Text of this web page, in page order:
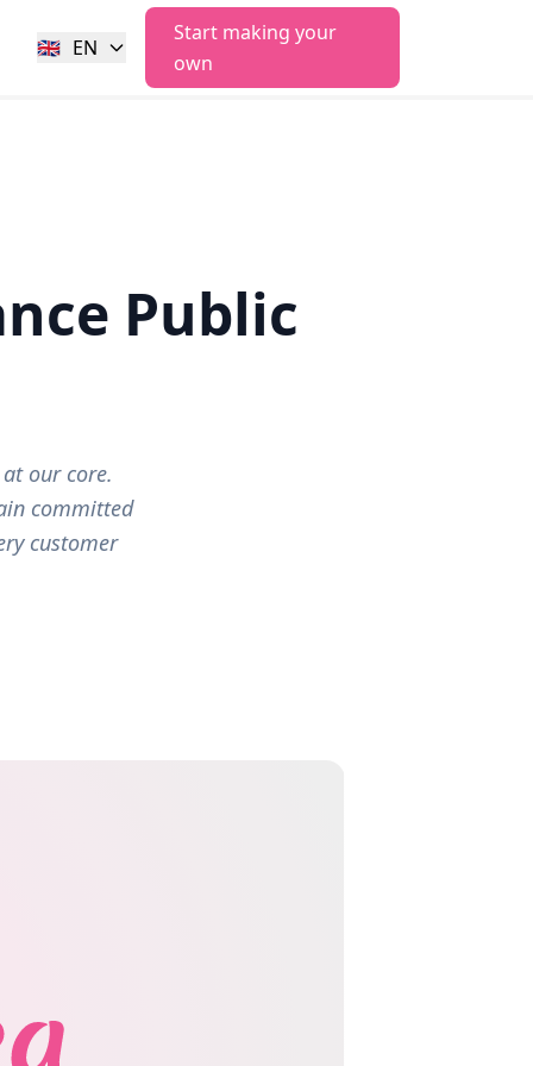
🇬🇧 EN
Start making your
own
Public
our core.
committed
customer